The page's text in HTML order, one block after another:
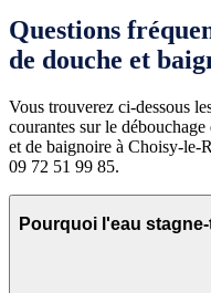
Questions
de douche et
Vous trouverez ci-dessous
courantes sur le
et de baignoire à Choisy-le-
09 72 51 99 85.
Pourquoi l'eau